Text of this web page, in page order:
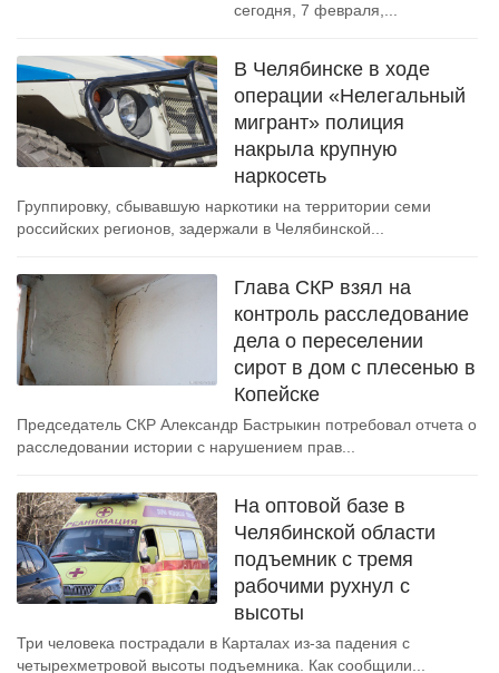
сегодня, 7 февраля,...
В Челябинске в ходе
операции «Нелегальный
мигрант» полиция
накрыла крупную
наркосеть
Группировку, сбывавшую наркотики на территории семи
российских регионов, задержали в Челябинской...
Глава СКР взял на
контроль расследование
дела о переселении
сирот в дом с плесенью в
Копейске
Председатель СКР Александр Бастрыкин потребовал отчета о
расследовании истории с нарушением прав...
На оптовой базе в
Челябинской области
подъемник с тремя
рабочими рухнул с
высоты
Три человека пострадали в Карталах из-за падения с
четырехметровой высоты подъемника. Как сообщили...